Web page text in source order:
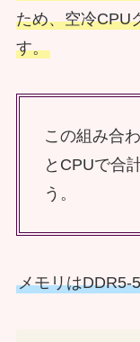
ため、空冷CPU
す。
この組み合
とCPUで合
う。
メモリはDDR5-